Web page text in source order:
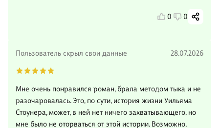
0 0
Пользователь скрыл свои данные 28.07.2026
Мне очень понравился роман, брала методом тыка и не
разочаровалась. Это, по сути, история жизни Уильяма
Стоунера, может, в ней нет ничего захватывающего, но
мне было не оторваться от этой истории. Возможно,